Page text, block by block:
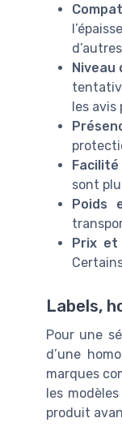
Niveau
les avis
Facilité
sont
Poids
Prix et
Labels,
Pour une
d’une
marques
les
produit